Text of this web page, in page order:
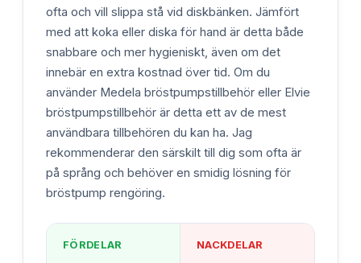
ofta och vill slippa stå vid diskbänken. Jämfört
med att koka eller diska för hand är detta både
snabbare och mer hygieniskt, även om det
innebär en extra kostnad över tid. Om du
använder Medela bröstpumpstillbehör eller Elvie
bröstpumpstillbehör är detta ett av de mest
användbara tillbehören du kan ha. Jag
rekommenderar den särskilt till dig som ofta är
på språng och behöver en smidig lösning för
bröstpump rengöring.
FÖRDELAR NACKDELAR